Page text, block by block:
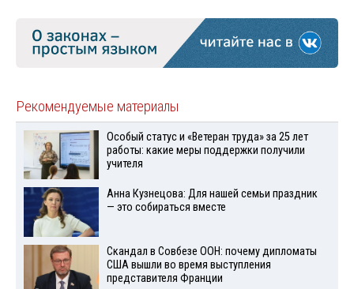
Рекомендуемые материалы
Особый статус и «Ветеран труда» за 25 лет
работы: какие меры поддержки получили
учителя
Анна Кузнецова: Для нашей семьи праздник
— это собираться вместе
Скандал в Совбезе ООН: почему дипломаты
США вышли во время выступления
представителя Франции